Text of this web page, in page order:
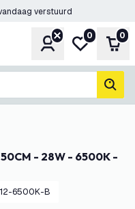
verstuurd
Account
Mijn
0 0
6500K-B